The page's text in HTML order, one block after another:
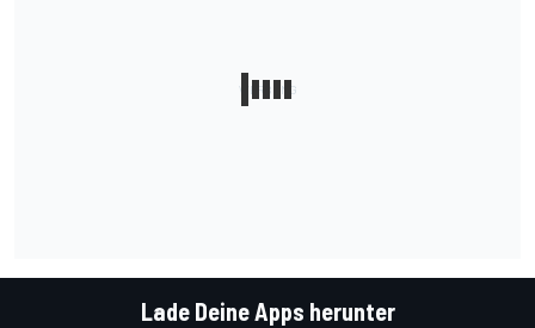
Lade Deine Apps herunter